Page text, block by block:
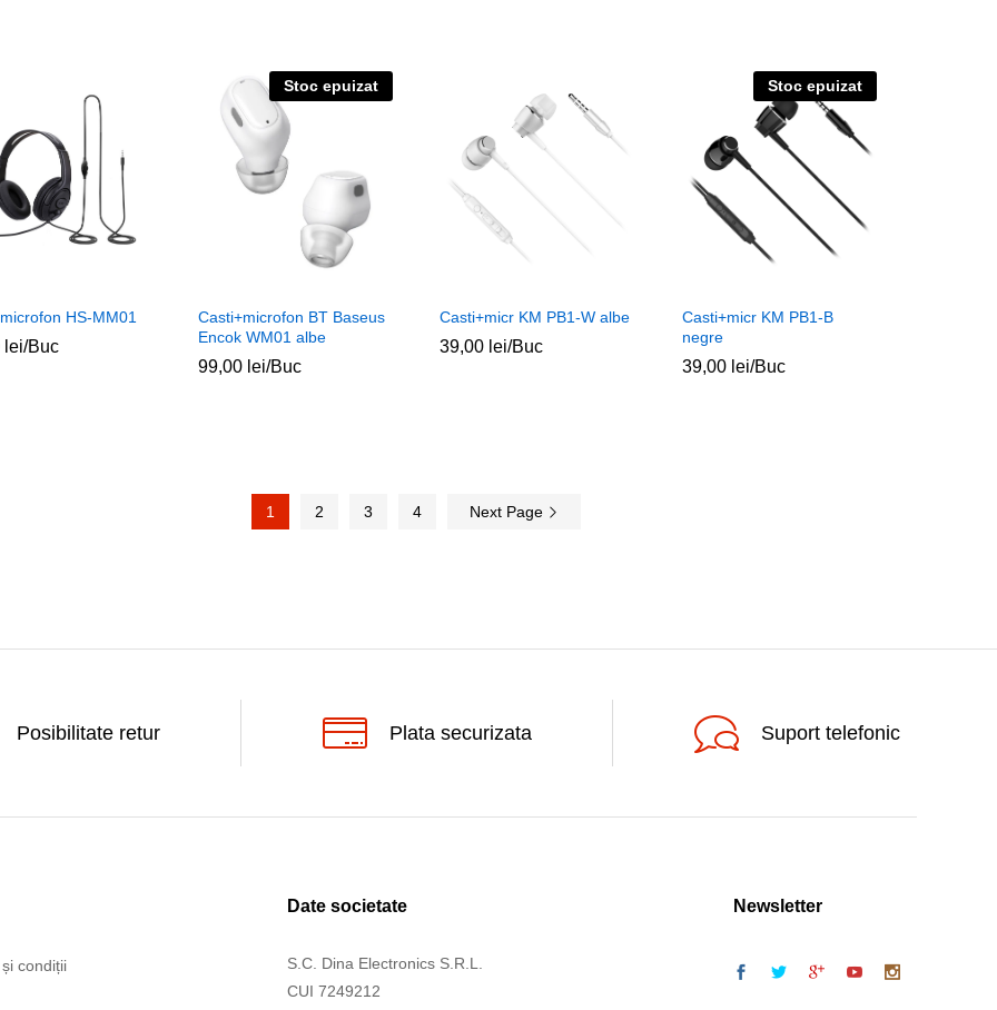
HS-MM01
lei/Buc
lei
Stoc epuizat
Casti+microfon BT Baseus
Encok WM01 albe
99,00 lei/Buc
99,00 lei
Casti+micr KM PB1-W albe
39,00 lei/Buc
39,00 lei
Stoc epuizat
Casti+micr KM PB1-B
negre
39,00 lei/Buc
39,00 lei
1 2 3 4 Next Page
Posibilitate retur Plata securizata Suport telefonic
condiții
Date societate
S.C. Dina Electronics S.R.L.
CUI 7249212
Newsletter